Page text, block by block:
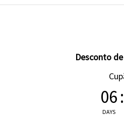
Caixa Recortada
Caixa Full Color
Etiqueta ImpressaSua Fita Adesiva
Desconto
06
DAYS
: